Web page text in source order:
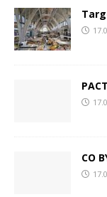
CO